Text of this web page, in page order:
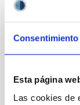
Consentimiento
Esta página
Las cookies de